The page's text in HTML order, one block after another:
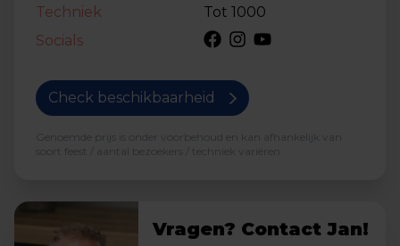
Techniek
Tot 1000
Socials
Check beschikbaarheid
Genoemde prijs is onder voorbehoud en kan afhankelijk van
soort feest / aantal bezoekers / techniek variëren.
Vragen? Contact Jan!